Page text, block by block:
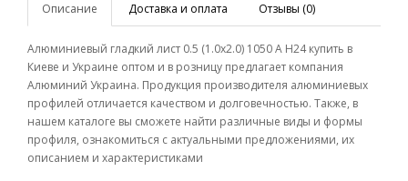
Описание Доставка и оплата Отзывы (0)
Алюминиевый гладкий лист 0.5 (1.0х2.0) 1050 А Н24 купить в
Киеве и Украине оптом и в розницу предлагает компания
Алюминий Украина. Продукция производителя алюминиевых
профилей отличается качеством и долговечностью. Также, в
нашем каталоге вы сможете найти различные виды и формы
профиля, ознакомиться с актуальными предложениями, их
описанием и характеристиками